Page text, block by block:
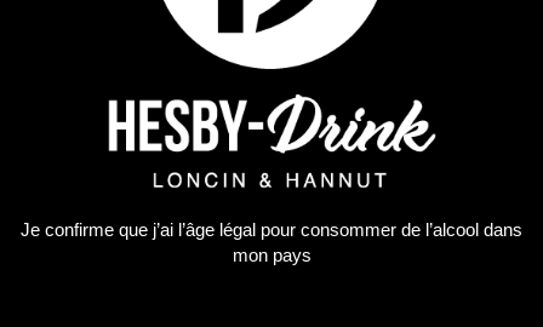
Je confirme que j’ai l’âge légal pour consommer de l’alcool dans
mon pays